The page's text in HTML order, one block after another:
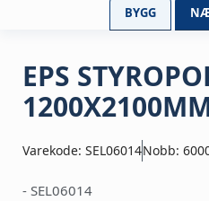
BYGG
EPS
Varekode: SEL06014Nobb:
- SEL06014